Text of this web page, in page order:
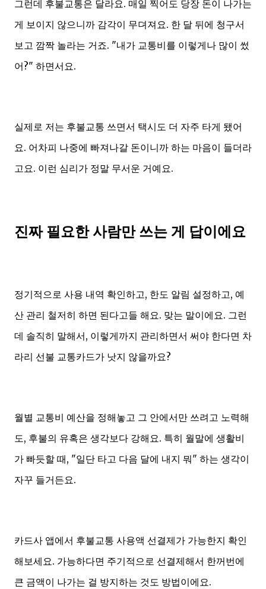
그런데 후불교통은 달라요. 매일 찍어도 당장 돈이 나가는
게 보이지 않으니까 감각이 무뎌져요. 한 달 뒤에 청구서
보고 깜짝 놀라는 거죠. "내가 교통비를 이렇게나 많이 썼
어?" 하면서요.
실제로 저는 후불교통 쓰면서 택시도 더 자주 타게 됐어
요. 어차피 나중에 빠져나갈 돈이니까 하는 마음이 들더라
고요. 이런 심리가 정말 무서운 거예요.
진짜 필요한 사람만 쓰는 게 답이에요
정기적으로 사용 내역 확인하고, 한도 알림 설정하고, 예
산 관리 철저히 하면 된다고들 해요. 맞는 말이에요. 그런
데 솔직히 말해서, 이렇게까지 관리하면서 써야 한다면 차
라리 선불 교통카드가 낫지 않을까요?
월별 교통비 예산을 정해놓고 그 안에서만 쓰려고 노력해
도, 후불의 유혹은 생각보다 강해요. 특히 월말에 생활비
가 빠듯할 때, "일단 타고 다음 달에 내지 뭐" 하는 생각이
자꾸 들거든요.
카드사 앱에서 후불교통 사용액 선결제가 가능한지 확인
해보세요. 가능하다면 주기적으로 선결제해서 한꺼번에
큰 금액이 나가는 걸 방지하는 것도 방법이에요.